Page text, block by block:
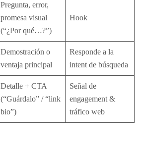
Pregunta, error,
promesa visual
(“¿Por qué…?”)
Hook
Demostración o
ventaja principal
Responde a la
intent de búsqueda
Detalle + CTA
(“Guárdalo” / “link
bio”)
Señal de
engagement &
tráfico web